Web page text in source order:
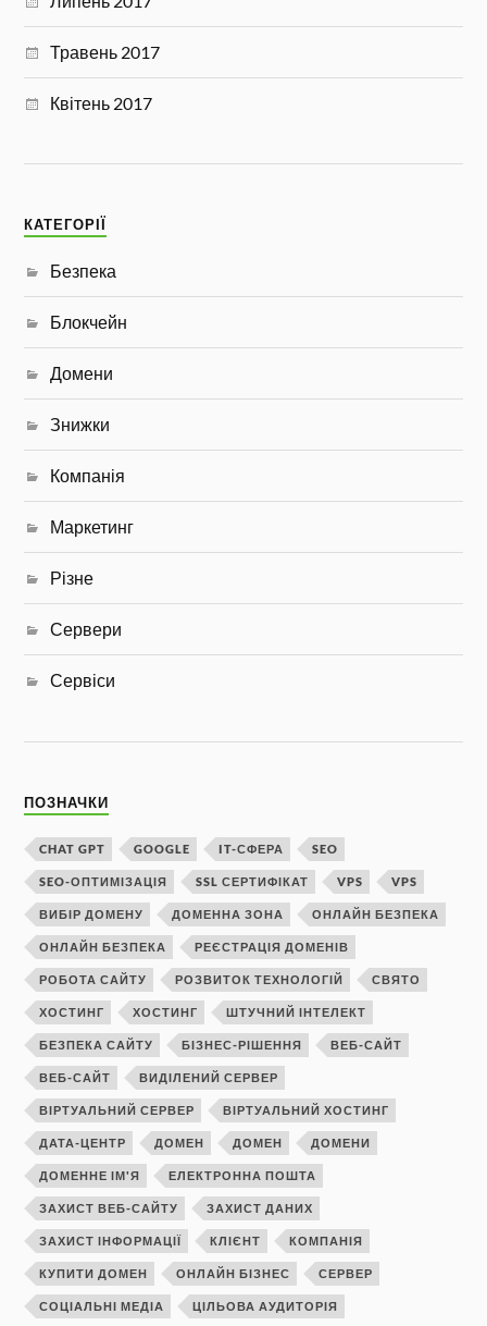
Травень 2017
Квітень 2017
КАТЕГОРІЇ
Безпека
Блокчейн
Домени
Знижки
Компанія
Маркетинг
Різне
Сервери
Сервіси
ПОЗНАЧКИ
CHAT GPT GOOGLE IT-СФЕРА SEO
SEO-ОПТИМІЗАЦІЯ SSL СЕРТИФІКАТ VPS VPS
ВИБІР ДОМЕНУ ДОМЕННА ЗОНА ОНЛАЙН БЕЗПЕКА
ОНЛАЙН БЕЗПЕКА РЕЄСТРАЦІЯ ДОМЕНІВ
РОБОТА САЙТУ РОЗВИТОК ТЕХНОЛОГІЙ СВЯТО
ХОСТИНГ ХОСТИНГ ШТУЧНИЙ ІНТЕЛЕКТ
БЕЗПЕКА САЙТУ БІЗНЕС-РІШЕННЯ ВЕБ-САЙТ
ВЕБ-САЙТ ВИДІЛЕНИЙ СЕРВЕР
ВІРТУАЛЬНИЙ СЕРВЕР ВІРТУАЛЬНИЙ ХОСТИНГ
ДАТА-ЦЕНТР ДОМЕН ДОМЕН ДОМЕНИ
ДОМЕННЕ ІМ'Я ЕЛЕКТРОННА ПОШТА
ЗАХИСТ ВЕБ-САЙТУ ЗАХИСТ ДАНИХ
ЗАХИСТ ІНФОРМАЦІЇ КЛІЄНТ КОМПАНІЯ
КУПИТИ ДОМЕН ОНЛАЙН БІЗНЕС СЕРВЕР
СОЦІАЛЬНІ МЕДІА ЦІЛЬОВА АУДИТОРІЯ